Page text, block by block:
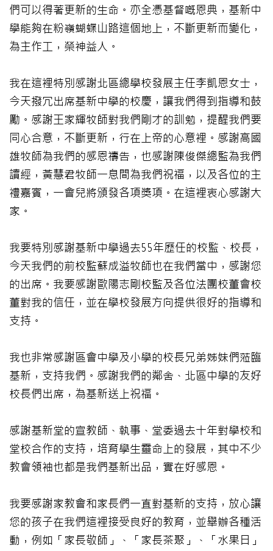
們可以得著更新的生命。亦全憑基督嘅恩典，基新中
學能夠在粉嶺蝴蝶山路這個地上，不斷更新而變化，
為主作工，榮神益人。
我在這裡特別感謝北區總學校發展主任李凱恩女士，
今天撥冗出席基新中學的校慶，讓我們得到指導和鼓
勵。感謝王家輝牧師對我們剛才的訓勉，提醒我們要
同心合意，不斷更新，行在上帝的心意裡。感謝高國
雄牧師為我們的感恩禱告，也感謝陳俊傑總監為我們
讀經，黃慧君牧師一息間為我們祝福，以及各位的主
禮嘉賓，一會兒將頒發各項獎項。在這裡衷心感謝大
家。
我要特別感謝基新中學過去55年歷任的校監、校長，
今天我們的前校監蘇成溢牧師也在我們當中，感謝您
的出席。我要感謝歐陽志剛校監及各位法團校董會校
董對我的信任，並在學校發展方向提供很好的指導和
支持。
我也非常感謝區會中學及小學的校長兄弟姊妹們蒞臨
基新，支持我們。感謝我們的鄰舍、北區中學的友好
校長們出席，為基新送上祝福。
感謝基新堂的宣教師、執事、堂委過去十年對學校和
堂校合作的支持，培育學生靈命上的發展，其中不少
教會領袖也都是我們基新出品，實在好感恩。
我要感謝家教會和家長們一直對基新的支持，放心讓
您的孩子在我們這裡接受良好的教育，並舉辦各種活
動，例如「家長敬師」、「家長茶聚」、「水果日」